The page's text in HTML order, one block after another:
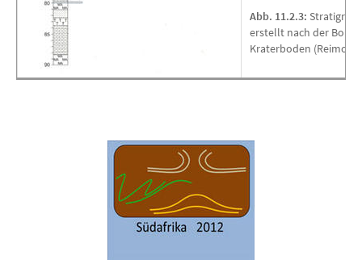
Abb. 11.2.3:
erstellt nach der
Kraterboden (Reimold